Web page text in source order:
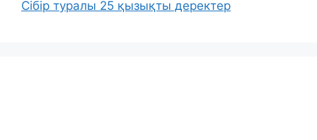
Сібір туралы 25 қызықты деректер